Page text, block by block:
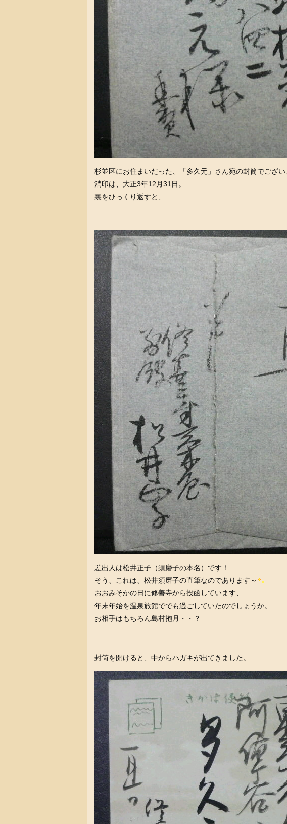
杉並区にお住まいだった、「多久元」さん宛の封筒でござい
消印は、大正3年12月31日。
裏をひっくり返すと、
差出人は松井正子（須磨子の本名）です！
そう、これは、松井須磨子の直筆なのであります～
おおみそかの日に修善寺から投函しています、
年末年始を温泉旅館ででも過ごしていたのでしょうか。
お相手はもちろん島村抱月・・？
封筒を開けると、中からハガキが出てきました。